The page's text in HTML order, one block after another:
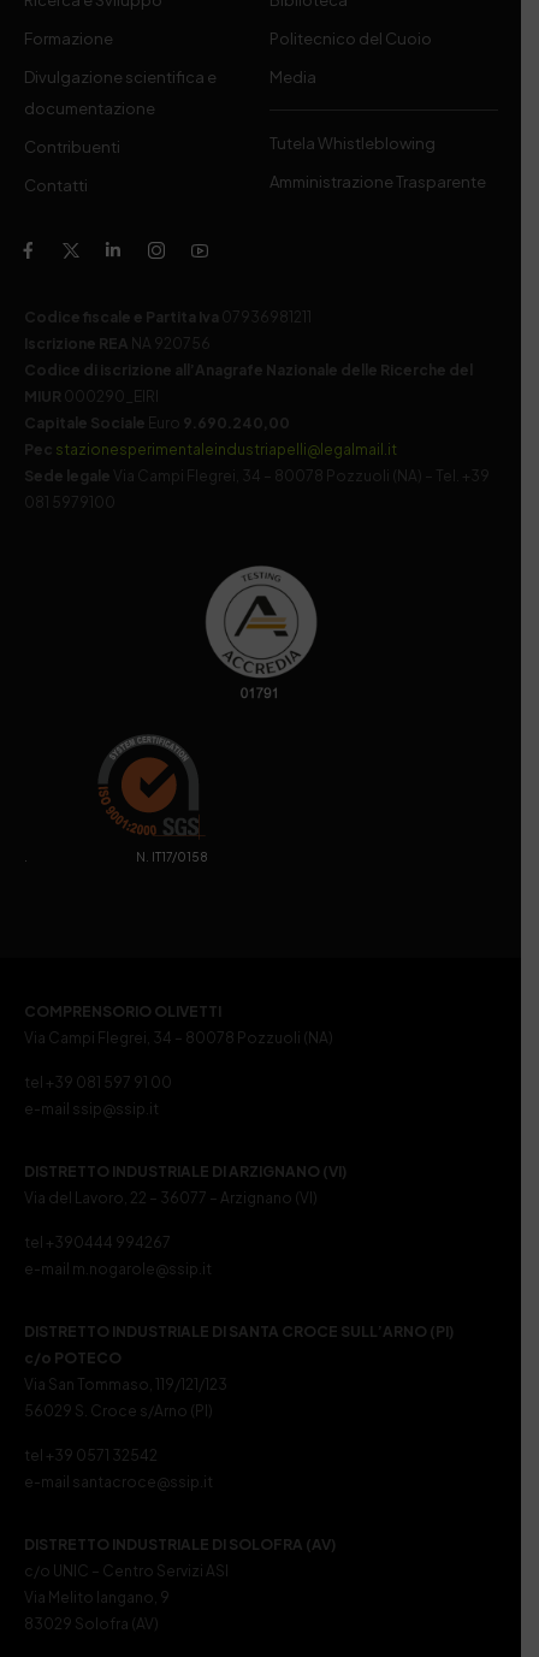
Formazione
Divulgazione scientifica e
documentazione
Contribuenti
Contatti
Politecnico del Cuoio
Media
Tutela Whistleblowing
Amministrazione Trasparente
Codice fiscale e Partita Iva 07936981211
Iscrizione REA NA 920756
Codice di iscrizione all’Anagrafe Nazionale delle Ricerche del
MIUR 000290_EIRI
Capitale Sociale Euro 9.690.240,00
Pec stazionesperimentaleindustriapelli@legalmail.it
Sede legale
Via Campi Flegrei, 34 – 80078 Pozzuoli (NA) – Tel. +39
081 5979100
. N. IT17/0158
COMPRENSORIO OLIVETTI
Via Campi Flegrei, 34 – 80078 Pozzuoli (NA)
tel +39 081 597 91 00
e-mail ssip@ssip.it
DISTRETTO INDUSTRIALE DI ARZIGNANO (VI)
Via del Lavoro, 22 – 36077 – Arzignano (VI)
tel +390444 994267
e-mail m.nogarole@ssip.it
DISTRETTO INDUSTRIALE DI SANTA CROCE SULL’ARNO (PI)
c/o POTECO
Via San Tommaso, 119/121/123
56029 S. Croce s/Arno (PI)
tel +39 0571 32542
e-mail santacroce@ssip.it
DISTRETTO INDUSTRIALE DI SOLOFRA (AV)
c/o UNIC – Centro Servizi ASI
Via Melito Iangano, 9
83029 Solofra (AV)